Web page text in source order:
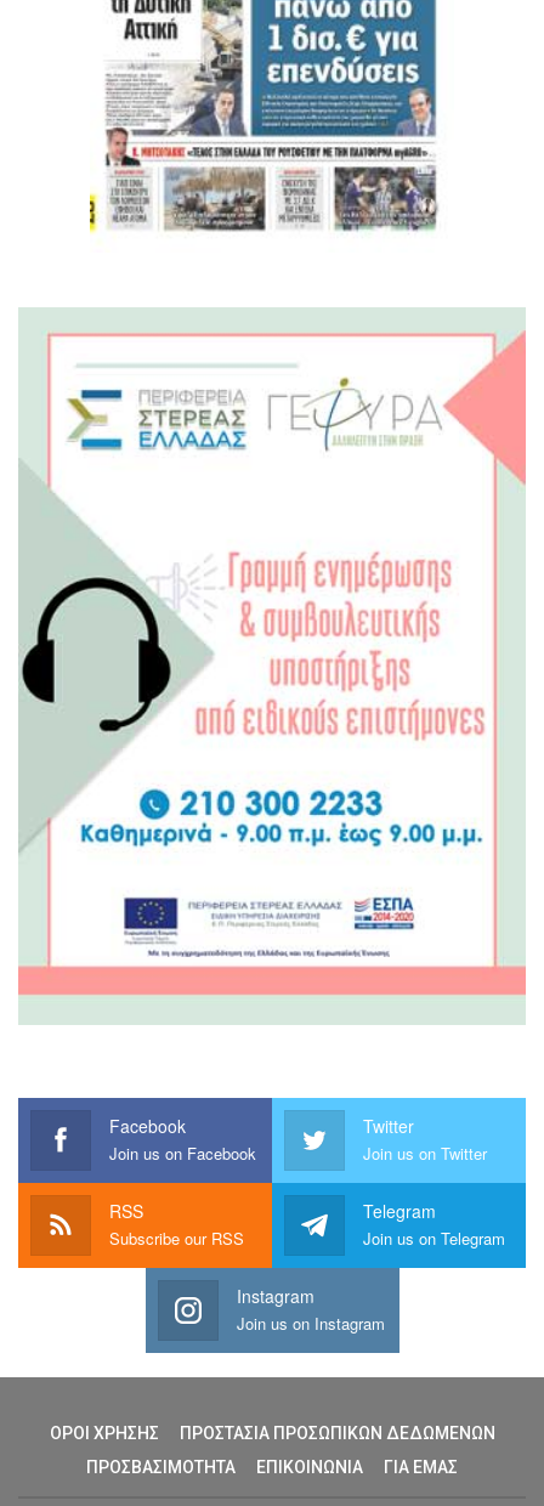
Facebook
Join us on Facebook
Twitter
Join us on Twitter
RSS
Subscribe our RSS
Telegram
Join us on Telegram
Instagram
Join us on Instagram
ΟΡΟΙ ΧΡΗΣΗΣ
ΠΡΟΣΤΑΣΙΑ ΠΡΟΣΩΠΙΚΩΝ ΔΕΔΩΜΕΝΩΝ
ΠΡΟΣΒΑΣΙΜΟΤΗΤΑ
ΕΠΙΚΟΙΝΩΝΙΑ ΓΙΑ ΕΜΑΣ